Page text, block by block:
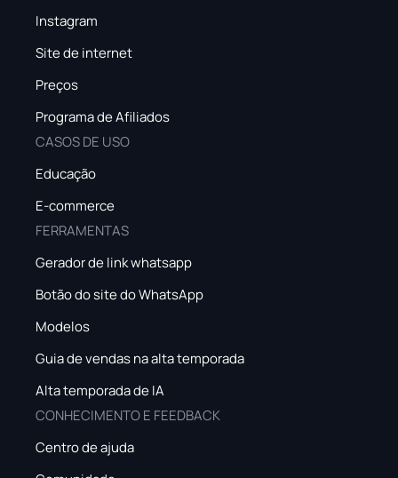
Instagram
Site de internet
Preços
Programa de Afiliados
CASOS DE USO
Educação
E-commerce
FERRAMENTAS
Gerador de link whatsapp
Botão do site do WhatsApp
Modelos
Guia de vendas na alta temporada
Alta temporada de IA
CONHECIMENTO E FEEDBACK
Centro de ajuda